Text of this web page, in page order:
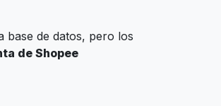
base de datos, pero los
de Shopee